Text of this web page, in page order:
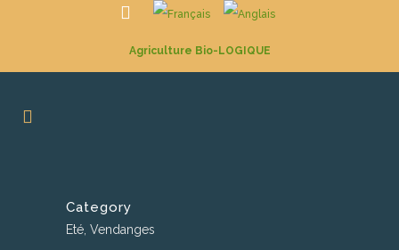
Agriculture Bio-LOGIQUE
Category
Eté, Vendanges